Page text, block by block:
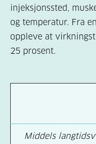
injeksjonssted,
og temperatur. Fra
oppleve at
25 prosent.
Middels